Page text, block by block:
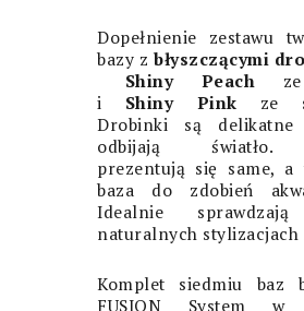
Dopełnienie zestawu
bazy z błyszczącymi
Shiny Peach ze
i Shiny Pink ze
Drobinki są
odbijają światło.
prezentują się same, a
baza do zdobień
Idealnie
naturalnych stylizacjach
Komplet siedmiu baz
FUSION System w